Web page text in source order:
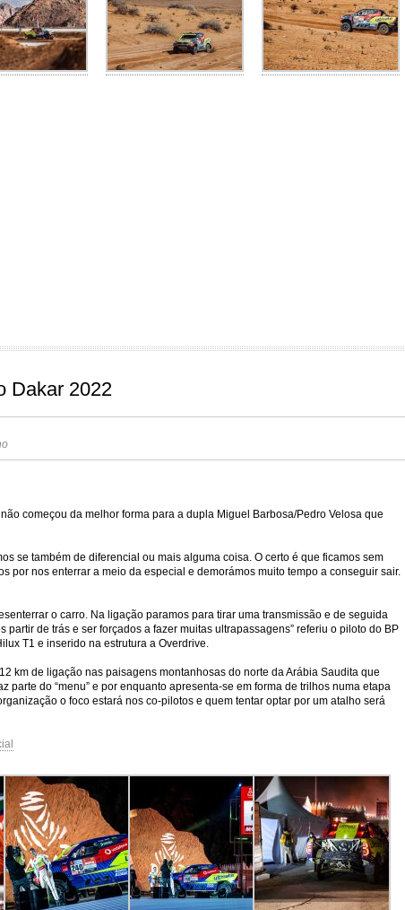
Dakar 2022
começou da melhor forma para a dupla Miguel Barbosa/Pedro Velosa que
se também de diferencial ou mais alguma coisa. O certo é que ficamos sem
por nos enterrar a meio da especial e demorámos muito tempo a conseguir sair.
o carro. Na ligação paramos para tirar uma transmissão e de seguida
de trás e ser forçados a fazer muitas ultrapassagens” referiu o piloto do BP
T1 e inserido na estrutura a Overdrive.
km de ligação nas paisagens montanhosas do norte da Arábia Saudita que
do “menu” e por enquanto apresenta-se em forma de trilhos numa etapa
o foco estará nos co-pilotos e quem tentar optar por um atalho será